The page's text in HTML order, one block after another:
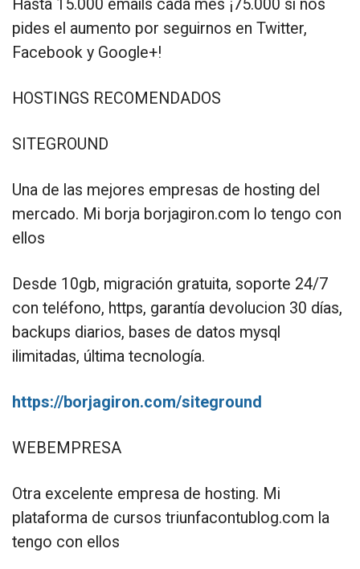
Hasta 15.000 emails cada mes ¡75.000 si nos
pides el aumento por seguirnos en Twitter,
Facebook y Google+!
HOSTINGS RECOMENDADOS
SITEGROUND
Una de las mejores empresas de hosting del
mercado. Mi borja borjagiron.com lo tengo con
ellos
Desde 10gb, migración gratuita, soporte 24/7
con teléfono, https, garantía devolucion 30 días,
backups diarios, bases de datos mysql
ilimitadas, última tecnología.
https://borjagiron.com/siteground
WEBEMPRESA
Otra excelente empresa de hosting. Mi
plataforma de cursos triunfacontublog.com la
tengo con ellos